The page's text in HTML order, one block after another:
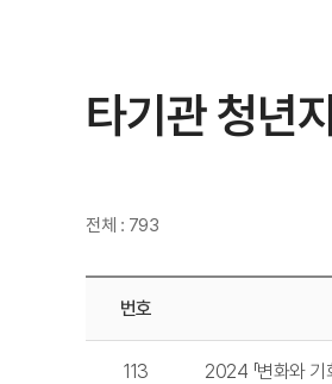
타기관 청년
전체 : 793
번호
113 2024 「변화와 기